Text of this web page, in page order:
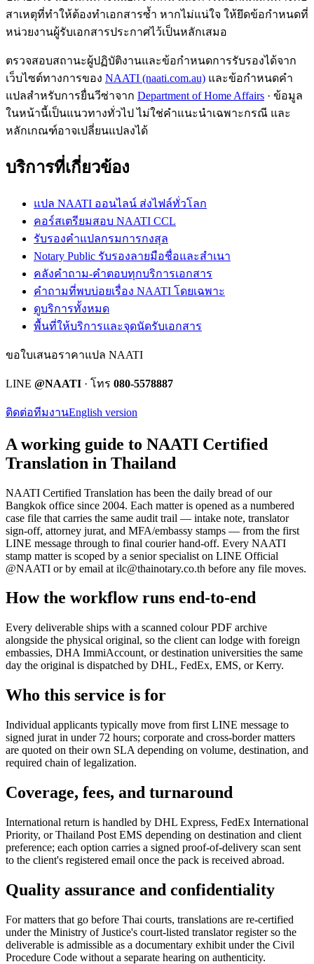
สาเหตุที่ทำให้ต้องทำเอกสารซ้ำ หากไม่แน่ใจ ให้ยึดข้อกำหนดที่
หน่วยงานผู้รับเอกสารประกาศไว้เป็นหลักเสมอ
ตรวจสอบสถานะผู้ปฏิบัติงานและข้อกำหนดการรับรองได้จาก
เว็บไซต์ทางการของ NAATI (naati.com.au) และข้อกำหนดคำ
แปลสำหรับการยื่นวีซ่าจาก Department of Home Affairs · ข้อมูล
ในหน้านี้เป็นแนวทางทั่วไป ไม่ใช่คำแนะนำเฉพาะกรณี และ
หลักเกณฑ์อาจเปลี่ยนแปลงได้
บริการที่เกี่ยวข้อง
แปล NAATI ออนไลน์ ส่งไฟล์ทั่วโลก
คอร์สเตรียมสอบ NAATI CCL
รับรองคำแปลกรมการกงสุล
Notary Public รับรองลายมือชื่อและสำเนา
คลังคำถาม-คำตอบทุกบริการเอกสาร
คำถามที่พบบ่อยเรื่อง NAATI โดยเฉพาะ
ดูบริการทั้งหมด
พื้นที่ให้บริการและจุดนัดรับเอกสาร
ขอใบเสนอราคาแปล NAATI
LINE @NAATI · โทร 080-5578887
ติดต่อทีมงานEnglish version
A working guide to NAATI Certified
Translation in Thailand
NAATI Certified Translation has been the daily bread of our
Bangkok office since 2004. Each matter is opened as a numbered
case file that carries the same audit trail — intake note, translator
sign-off, attorney jurat, and MFA/embassy stamps — from the first
LINE message through to final courier hand-off. Every NAATI
stamp matter is scoped by a senior specialist on LINE Official
@NAATI or by email at ilc@thainotary.co.th before any file moves.
How the workflow runs end-to-end
Every deliverable ships with a scanned colour PDF archive
alongside the physical original, so the client can lodge with foreign
embassies, DHA ImmiAccount, or destination universities the same
day the original is dispatched by DHL, FedEx, EMS, or Kerry.
Who this service is for
Individual applicants typically move from first LINE message to
signed jurat in under 72 hours; corporate and cross-border matters
are quoted on their own SLA depending on volume, destination, and
required chain of legalization.
Coverage, fees, and turnaround
International return is handled by DHL Express, FedEx International
Priority, or Thailand Post EMS depending on destination and client
preference; each option carries a signed proof-of-delivery scan sent
to the client's registered email once the pack is received abroad.
Quality assurance and confidentiality
For matters that go before Thai courts, translations are re-certified
under the Ministry of Justice's court-listed translator register so the
deliverable is admissible as a documentary exhibit under the Civil
Procedure Code without a separate hearing on authenticity.